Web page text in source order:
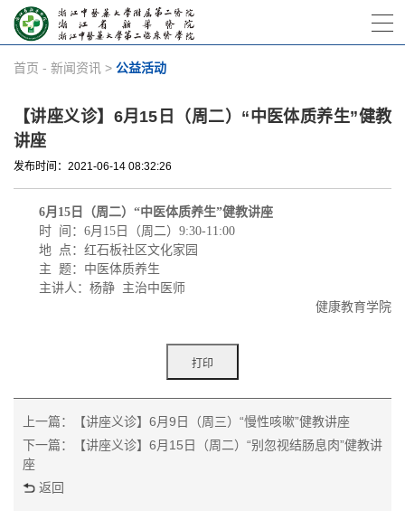
首页 - 新闻资讯 > 公益活动
【讲座义诊】6月15日（周二）“中医体质养生”健教
讲座
发布时间：2021-06-14 08:32:26
6月 15 日（周二）“中医体质养生”健教讲座
时 间： 6月 15 日（周二） 9:30-11:00
地 点：红石板社区文化家园
主 题： 中医体质养生
主讲人：杨静 主治中医师
健康教育学院
上一篇：【讲座义诊】6月9日（周三）“慢性咳嗽”健教讲座
下一篇：【讲座义诊】6月15日（周二）“别忽视结肠息肉”健教讲
座
返回